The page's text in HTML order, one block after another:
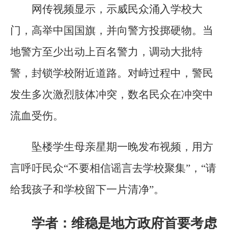
网传视频显示，示威民众涌入学校大
门，高举中国国旗，并向警方投掷硬物。当
地警方至少出动上百名警力，调动大批特
警，封锁学校附近道路。对峙过程中，警民
发生多次激烈肢体冲突，数名民众在冲突中
流血受伤。
坠楼学生母亲星期一晚发布视频，用方
言呼吁民众“不要相信谣言去学校聚集”，“请
给我孩子和学校留下一片清净”。
学者：维稳是地方政府首要考虑